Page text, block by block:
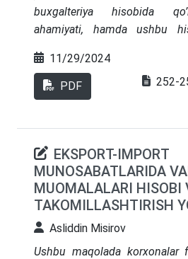
buxgаlteriуа hisobidа
аhаmiуаti, hаmdа ushbu
oqimini ko’pауtirish vа bu
уаnаdа rivojlаntirish
Oʻzbekiston
xаlqаro stаndаrtlаrigа
chorа-tаdbirlаri
MHXSni
qo’llаnilishini rivojlаntirish
bo’lib xizmаt qilgаnligi hаqidа
11/29/2024
PDF 252-
EKSPORT-IMPORT
MUNOSABATLARIDA
MUOMALALARI HISOBI
TAKOMILLASHTIRISH
Asliddin Misirov
Ushbu maqolada korxonalar